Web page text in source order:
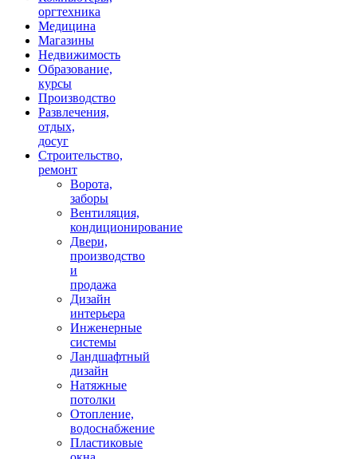
оргтехника
Медицина
Магазины
Недвижимость
Образование,
курсы
Производство
Развлечения,
отдых,
досуг
Строительство,
ремонт
Ворота,
заборы
Вентиляция,
кондиционирование
Двери,
производство
и
продажа
Дизайн
интерьера
Инженерные
системы
Ландшафтный
дизайн
Натяжные
потолки
Отопление,
водоснабжение
Пластиковые